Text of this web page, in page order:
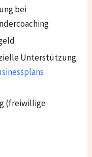
bei
Unterstützung
(freiwillige